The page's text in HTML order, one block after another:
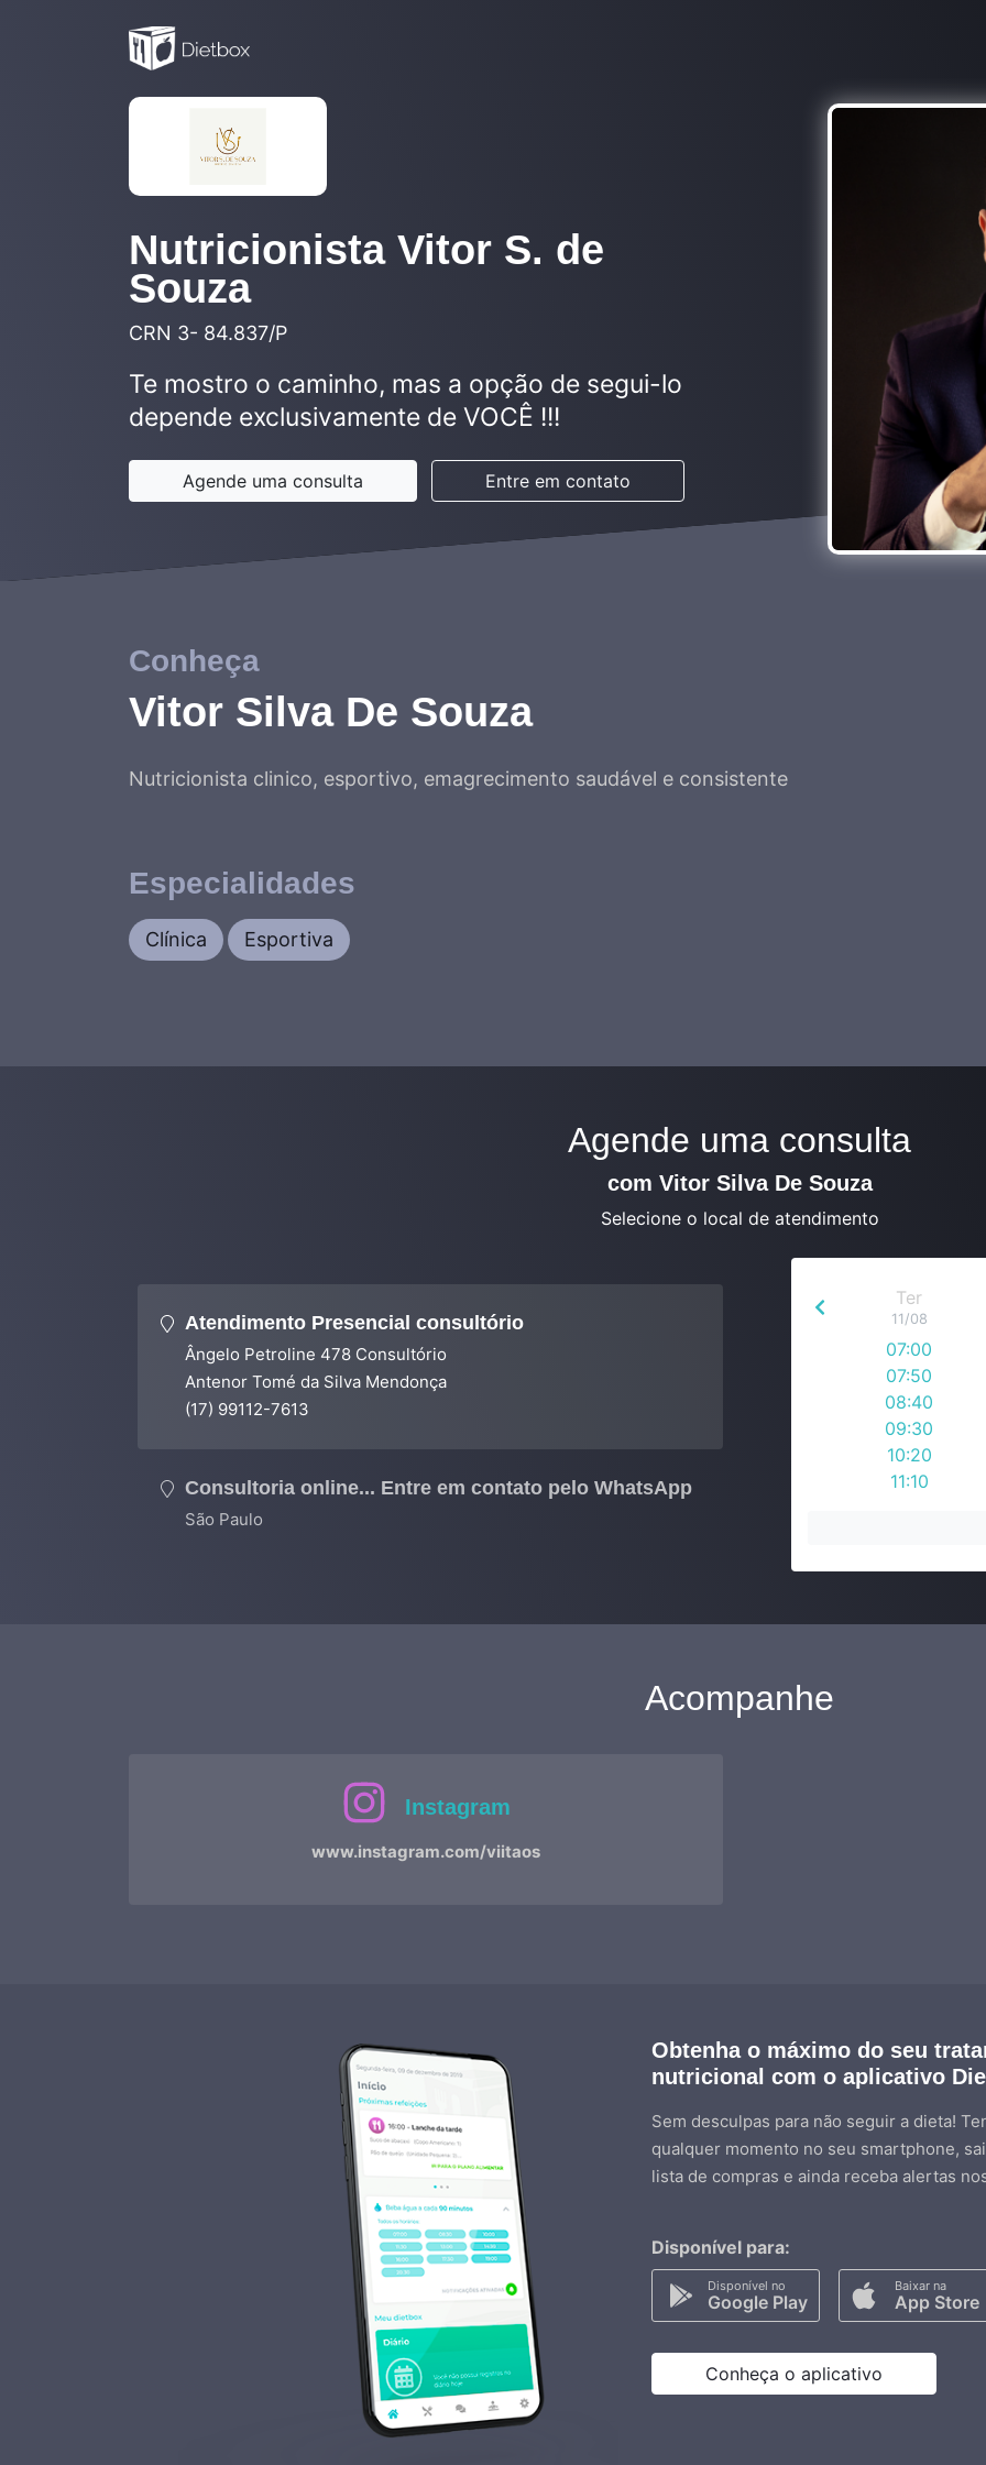
Nutricionista Vitor S. de
Souza
CRN 3- 84.837/P
Te mostro o caminho, mas a opção de segui-lo
depende exclusivamente de VOCÊ !!!
Agende uma consulta Entre em contato
Conheça
Vitor Silva De Souza
Nutricionista clinico, esportivo, emagrecimento saudável e consistente
Especialidades
Clínica Esportiva
Agende uma consulta
com Vitor Silva De Souza
Selecione o local de atendimento
Atendimento Presencial consultório
Ângelo Petroline 478 Consultório
Antenor Tomé da Silva Mendonça
(17) 99112-7613
Consultoria online... Entre em contato pelo WhatsApp
São Paulo
Ter
11/08
07:00
07:50
08:40
09:30
10:20
11:10
Acompanhe
Instagram
www.instagram.com/viitaos
Obtenha o máximo do seu
nutricional com o aplicativo
Sem desculpas para não seguir a dieta!
qualquer momento no seu smartphone,
lista de compras e ainda receba alertas
Disponível para:
Disponível no
Google Play
Baixar na
App Store
Conheça o aplicativo